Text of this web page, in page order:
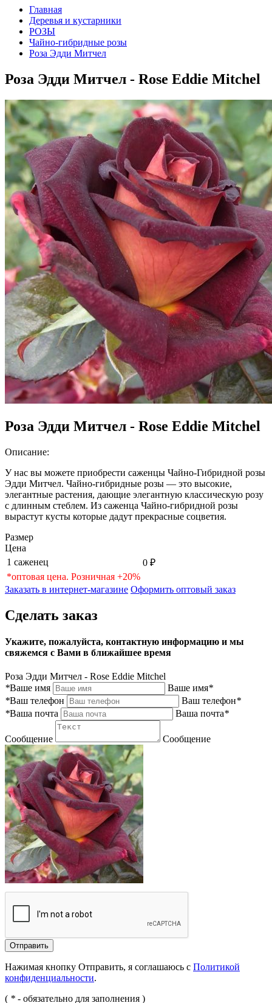
Главная
Деревья и кустарники
РОЗЫ
Чайно-гибридные розы
Роза Эдди Митчел
Роза Эдди Митчел - Rose Eddie Mitchel
Роза Эдди Митчел - Rose Eddie Mitchel
Описание:
У нас вы можете приобрести саженцы Чайно-Гибридной розы
Эдди Митчел. Чайно-гибридные розы — это высокие,
элегантные растения, дающие элегантную классическую розу
с длинным стеблем. Из саженца Чайно-гибридной розы
вырастут кусты которые дадут прекрасные соцветия.
Размер
Цена
1 саженец
0 ₽
*оптовая цена. Розничная +20%
Заказать в интернет-магазине Оформить оптовый заказ
Сделать заказ
Укажите, пожалуйста, контактную информацию и мы
свяжемся с Вами в ближайшее время
Роза Эдди Митчел - Rose Eddie Mitchel
*Ваше имя Ваше имя*
*Ваш телефон Ваш телефон*
*Ваша почта Ваша почта*
Сообщение Сообщение
Отправить
Нажимая кнопку Отправить, я соглашаюсь с Политикой
конфиденциальности.
( * - обязательно для заполнения )